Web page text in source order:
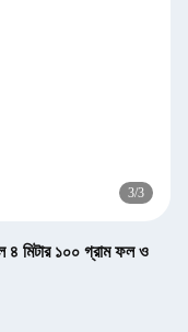
3/3
৪ মিটার ১০০ গ্রাম ফল ও